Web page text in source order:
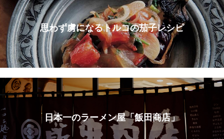
思わず虜になるトルコの茄子レシピ
日本一のラーメン屋「飯田商店」